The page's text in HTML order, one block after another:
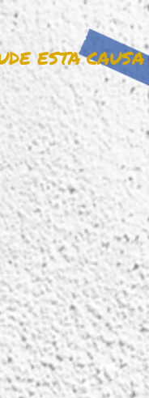
ESTA CAUSA